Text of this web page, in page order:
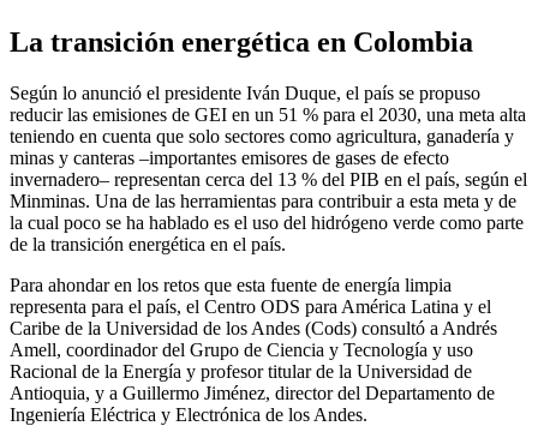
La transición energética en Colombia
Según lo anunció el presidente Iván Duque, el país se propuso
reducir las emisiones de GEI en un 51 % para el 2030, una meta alta
teniendo en cuenta que solo sectores como agricultura, ganadería y
minas y canteras –importantes emisores de gases de efecto
invernadero– representan cerca del 13 % del PIB en el país, según el
Minminas. Una de las herramientas para contribuir a esta meta y de
la cual poco se ha hablado es el uso del hidrógeno verde como parte
de la transición energética en el país.
Para ahondar en los retos que esta fuente de energía limpia
representa para el país, el Centro ODS para América Latina y el
Caribe de la Universidad de los Andes (Cods) consultó a Andrés
Amell, coordinador del Grupo de Ciencia y Tecnología y uso
Racional de la Energía y profesor titular de la Universidad de
Antioquia, y a Guillermo Jiménez, director del Departamento de
Ingeniería Eléctrica y Electrónica de los Andes.